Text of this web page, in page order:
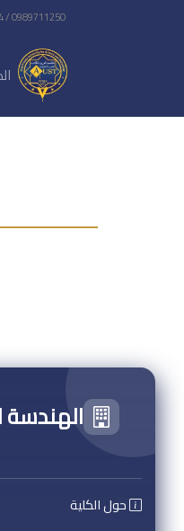
/ 0989711250
الهندسة
حول الكلية